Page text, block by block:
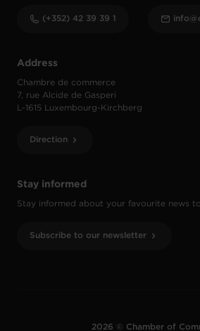
Stay informed
Stay informed about your favourite news
Subscribe to our newsletter
Address
Chambre de commerce
7, rue Alcide de Gasperi
L-1615 Luxembourg-Kirchberg
Direction
(+352) 42 39 39 1
2026 © Chamber of